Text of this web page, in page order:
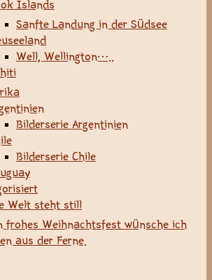
Islands
Sanfte Landung in der Südsee
Well, Wellington…..
Bilderserie Argentinien
Bilderserie Chile
Welt steht still
frohes Weihnachtsfest wünsche ich
aus der Ferne.